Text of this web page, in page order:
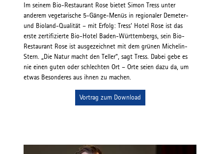
Im seinem Bio-Restaurant Rose bietet Simon Tress unter
anderem vegetarische 5-Gänge-Menüs in regionaler Demeter-
und Bioland-Qualität – mit Erfolg: Tress‘ Hotel Rose ist das
erste zertifizierte Bio-Hotel Baden-Württembergs, sein Bio-
Restaurant Rose ist ausgezeichnet mit dem grünen Michelin-
Stern. „Die Natur macht den Teller“, sagt Tress. Dabei gebe es
nie einen guten oder schlechten Ort – Orte seien dazu da, um
etwas Besonderes aus ihnen zu machen.
Vortrag zum Download